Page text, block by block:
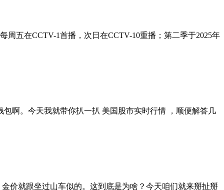
五在CCTV-1首播，次日在CCTV-10重播；第二季于2025年
啊。今天我就带你扒一扒 美国股市实时行情 ，顺便解答几
价就跟坐过山车似的。这到底是为啥？今天咱们就来掰扯掰